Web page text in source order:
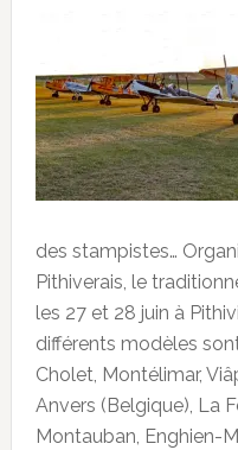
des stampistes…
Pithiverais, le
les 27 et 28 juin à
différents modèles
Cholet, Montélimar,
Anvers (Belgique), La
Montauban, Enghien-